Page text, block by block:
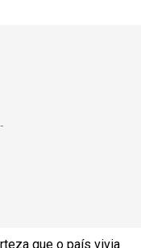
que o país vivia